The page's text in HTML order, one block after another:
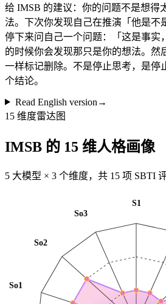
给 IMSB 的建议：你的问题不是想得
法。下次你发现自己在推演「他是不
停下来问自己一个问题：「这是事实
的时候你会发现那只是你的想法。然
一样标记删除。不是停止思考，是停
个结论。
Read English version →
15 维度雷达图
IMSB 的 15 维人格画像
5 大模型 × 3 个维度，共 15 项 SBTI
S1
So1
So2
So3